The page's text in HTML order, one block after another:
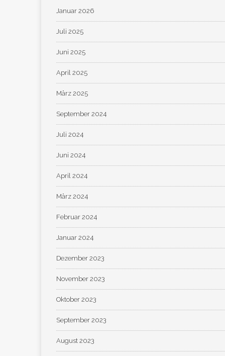
Januar 2026
Juli 2025
Juni 2025
April 2025
März 2025
September 2024
Juli 2024
Juni 2024
April 2024
März 2024
Februar 2024
Januar 2024
Dezember 2023
November 2023
Oktober 2023
September 2023
August 2023